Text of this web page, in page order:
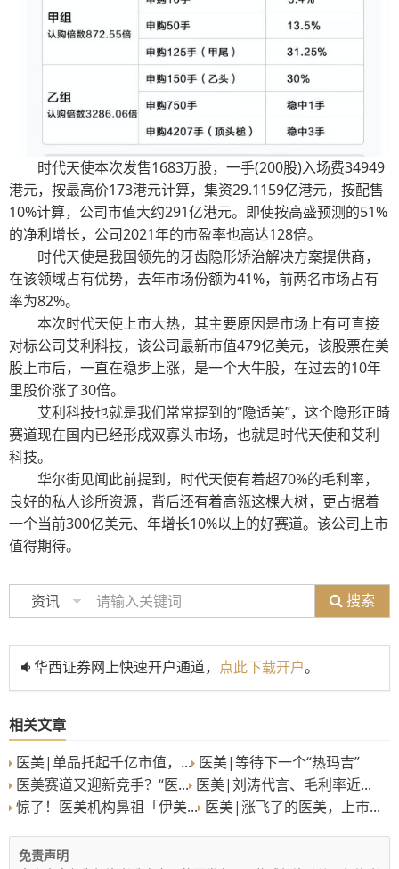
时代天使本次发售1683万股，一手(200股)入场费34949
港元，按最高价173港元计算，集资29.1159亿港元，按配售
10%计算，公司市值大约291亿港元。即使按高盛预测的51%
的净利增长，公司2021年的市盈率也高达128倍。
时代天使是我国领先的牙齿隐形矫治解决方案提供商，
在该领域占有优势，去年市场份额为41%，前两名市场占有
率为82%。
本次时代天使上市大热，其主要原因是市场上有可直接
对标公司艾利科技，该公司最新市值479亿美元，该股票在美
股上市后，一直在稳步上涨，是一个大牛股，在过去的10年
里股价涨了30倍。
艾利科技也就是我们常常提到的“隐适美”，这个隐形正畸
赛道现在国内已经形成双寡头市场，也就是时代天使和艾利
科技。
华尔街见闻此前提到，时代天使有着超70%的毛利率，
良好的私人诊所资源，背后还有着高瓴这棵大树，更占据着
一个当前300亿美元、年增长10%以上的好赛道。该公司上市
值得期待。
资讯 搜索
华西证券网上快速开户通道， 点此下载开户。
相关文章
医美|单品托起千亿市值，... 医美|等待下一个“热玛吉”
医美赛道又迎新竞手？“医... 医美|刘涛代言、毛利率近...
惊了！医美机构鼻祖「伊美... 医美|涨飞了的医美，上市...
免责声明